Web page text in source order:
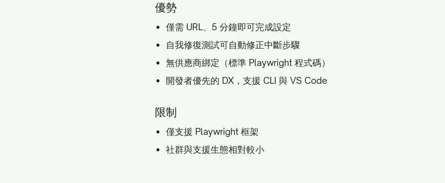
優勢
僅需 URL、5 分鐘即可完成設定
自我修復測試可自動修正中斷步驟
無供應商綁定（標準 Playwright 程式碼）
開發者優先的 DX，支援 CLI 與 VS Code
限制
僅支援 Playwright 框架
社群與支援生態相對較小